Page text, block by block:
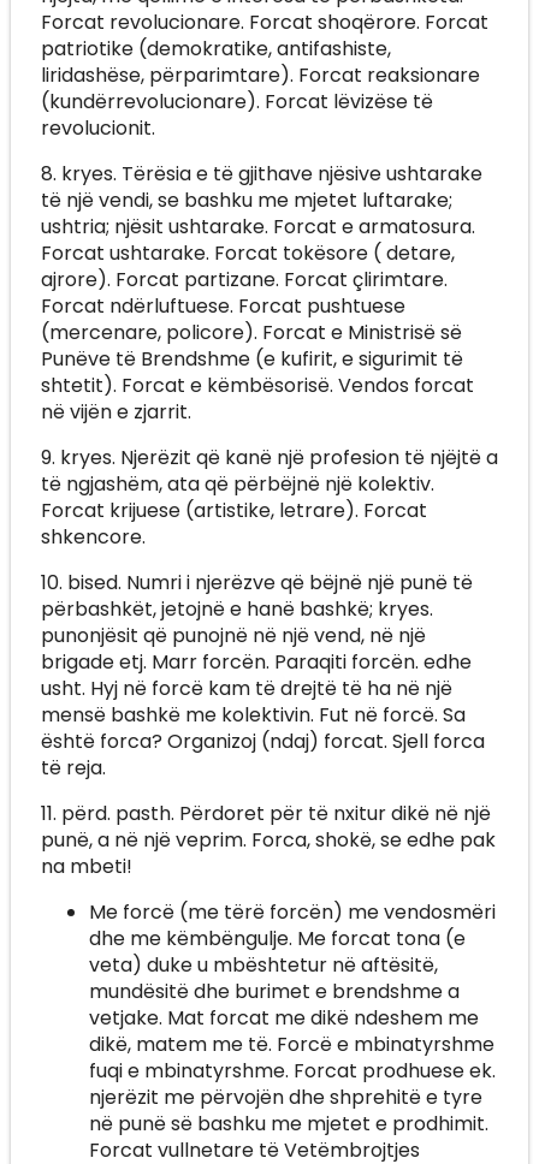
Forcat revolucionare. Forcat shoqërore. Forcat
patriotike (demokratike, antifashiste,
liridashëse, përparimtare). Forcat reaksionare
(kundërrevolucionare). Forcat lëvizëse të
revolucionit.
8. kryes. Tërësia e të gjithave njësive ushtarake
të një vendi, se bashku me mjetet luftarake;
ushtria; njësit ushtarake. Forcat e armatosura.
Forcat ushtarake. Forcat tokësore ( detare,
ajrore). Forcat partizane. Forcat çlirimtare.
Forcat ndërluftuese. Forcat pushtuese
(mercenare, policore). Forcat e Ministrisë së
Punëve të Brendshme (e kufirit, e sigurimit të
shtetit). Forcat e këmbësorisë. Vendos forcat
në vijën e zjarrit.
9. kryes. Njerëzit që kanë një profesion të njëjtë a
të ngjashëm, ata që përbëjnë një kolektiv.
Forcat krijuese (artistike, letrare). Forcat
shkencore.
10. bised. Numri i njerëzve që bëjnë një punë të
përbashkët, jetojnë e hanë bashkë; kryes.
punonjësit që punojnë në një vend, në një
brigade etj. Marr forcën. Paraqiti forcën. edhe
usht. Hyj në forcë kam të drejtë të ha në një
mensë bashkë me kolektivin. Fut në forcë. Sa
është forca? Organizoj (ndaj) forcat. Sjell forca
të reja.
11. përd. pasth. Përdoret për të nxitur dikë në një
punë, a në një veprim. Forca, shokë, se edhe pak
na mbeti!
Me forcë (me tërë forcën) me vendosmëri
dhe me këmbëngulje. Me forcat tona (e
veta) duke u mbështetur në aftësitë,
mundësitë dhe burimet e brendshme a
vetjake. Mat forcat me dikë ndeshem me
dikë, matem me të. Forcë e mbinatyrshme
fuqi e mbinatyrshme. Forcat prodhuese ek.
njerëzit me përvojën dhe shprehitë e tyre
në punë së bashku me mjetet e prodhimit.
Forcat vullnetare të Vetëmbrojtjes